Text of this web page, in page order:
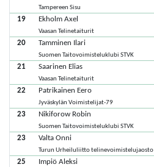
Tampereen Sisu
19 Ekholm Axel
Vaasan Telinetaiturit
20 Tamminen Ilari
Suomen Taitovoimisteluklubi STVK
21 Saarinen Elias
Vaasan Telinetaiturit
22 Patrikainen Eero
Jyväskylän Voimistelijat-79
23 Nikiforow Robin
Suomen Taitovoimisteluklubi STVK
23 Valta Onni
Turun Urheiluliitto telinevoimistelujaosto
25 Impiö Aleksi